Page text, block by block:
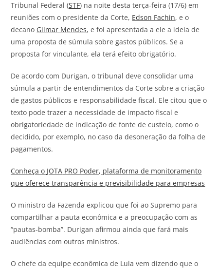
Tribunal Federal (STF) na noite desta terça-feira (17/6) em
reuniões com o presidente da Corte, Edson Fachin, e o
decano Gilmar Mendes, e foi apresentada a ele a ideia de
uma proposta de súmula sobre gastos públicos. Se a
proposta for vinculante, ela terá efeito obrigatório.
De acordo com Durigan, o tribunal deve consolidar uma
súmula a partir de entendimentos da Corte sobre a criação
de gastos públicos e responsabilidade fiscal. Ele citou que o
texto pode trazer a necessidade de impacto fiscal e
obrigatoriedade de indicação de fonte de custeio, como o
decidido, por exemplo, no caso da desoneração da folha de
pagamentos.
Conheça o JOTA PRO Poder, plataforma de monitoramento
que oferece transparência e previsibilidade para empresas
O ministro da Fazenda explicou que foi ao Supremo para
compartilhar a pauta econômica e a preocupação com as
“pautas-bomba”. Durigan afirmou ainda que fará mais
audiências com outros ministros.
O chefe da equipe econômica de Lula vem dizendo que o